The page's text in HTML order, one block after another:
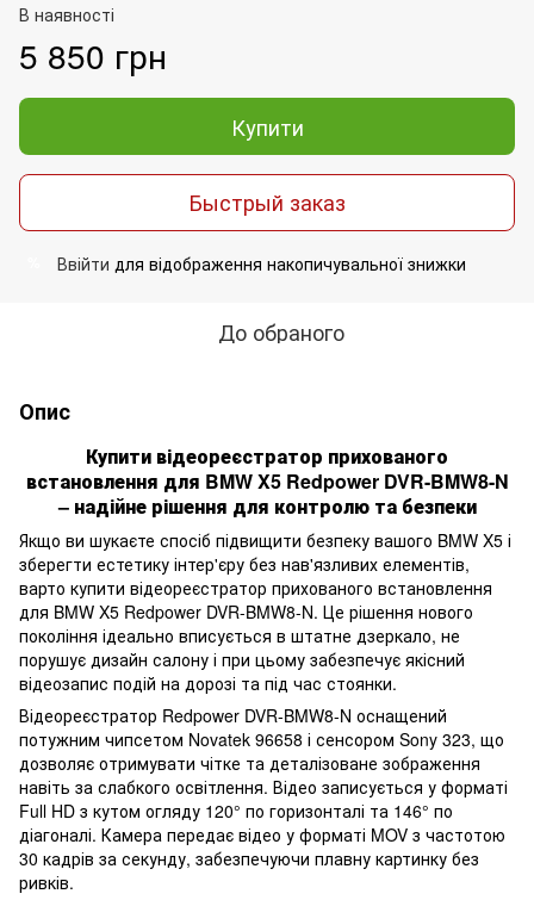
В наявності
5 850 грн
Купити
Быстрый заказ
Ввійти для відображення накопичувальної знижки
До обраного
Опис
Купити відеореєстратор прихованого
встановлення для BMW X5 Redpower DVR-BMW8-N
– надійне рішення для контролю та безпеки
Якщо ви шукаєте спосіб підвищити безпеку вашого BMW X5 і
зберегти естетику інтер'єру без нав'язливих елементів,
варто купити відеореєстратор прихованого встановлення
для BMW X5 Redpower DVR-BMW8-N. Це рішення нового
покоління ідеально вписується в штатне дзеркало, не
порушує дизайн салону і при цьому забезпечує якісний
відеозапис подій на дорозі та під час стоянки.
Відеореєстратор Redpower DVR-BMW8-N оснащений
потужним чипсетом Novatek 96658 і сенсором Sony 323, що
дозволяє отримувати чітке та деталізоване зображення
навіть за слабкого освітлення. Відео записується у форматі
Full HD з кутом огляду 120° по горизонталі та 146° по
діагоналі. Камера передає відео у форматі MOV з частотою
30 кадрів за секунду, забезпечуючи плавну картинку без
ривків.